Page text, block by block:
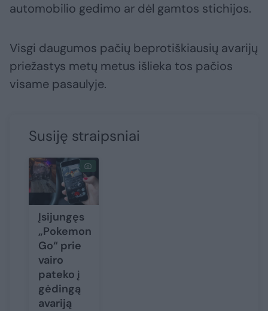
automobilio gedimo ar dėl gamtos stichijos.
Visgi daugumos pačių beprotiškiausių avarijų
priežastys metų metus išlieka tos pačios
visame pasaulyje.
Susiję straipsniai
Įsijungęs
„Pokemon
Go“ prie
vairo
pateko į
gėdingą
avariją